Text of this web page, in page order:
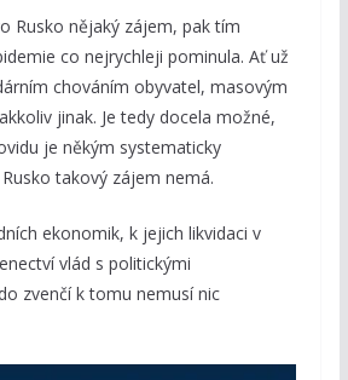
Rusko nějaký zájem, pak tím
co nejrychleji pominula. Ať už
chováním obyvatel, masovým
jinak. Je tedy docela možné,
je někým systematicky
takový zájem nemá.
ekonomik, k jejich likvidaci v
vlád s politickými
zvenčí k tomu nemusí nic